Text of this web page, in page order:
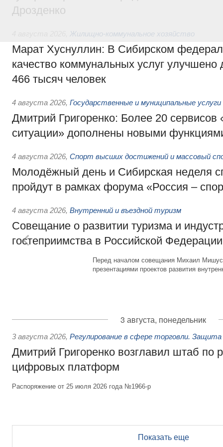
Дрозденко
Жилищно-коммунальное хозяйство
Марат Хуснуллин: В Сибирском
качество коммунальных услуг
466 тысяч человек
4 августа 2026, Государственные и муниципальные услуги
Дмитрий Григоренко: Более 20 сервисов
ситуации» дополнены новыми
4 августа 2026, Спорт высших достижений и массовый
Молодёжный день и Сибирская неделя
пройдут в рамках форума «Россия –
4 августа 2026, Внутренний и въездной туризм
Совещание о развитии туризма и
гостеприимства в Российской Федерации
Перед началом совещания Михаил
презентациями проектов развития
3 августа, понедельник
3 августа 2026, Регулирование в сфере торговли.
Дмитрий Григоренко возглавил штаб по
цифровых платформ
Распоряжение от 25 июля 2026 года №1966-р
Показать еще